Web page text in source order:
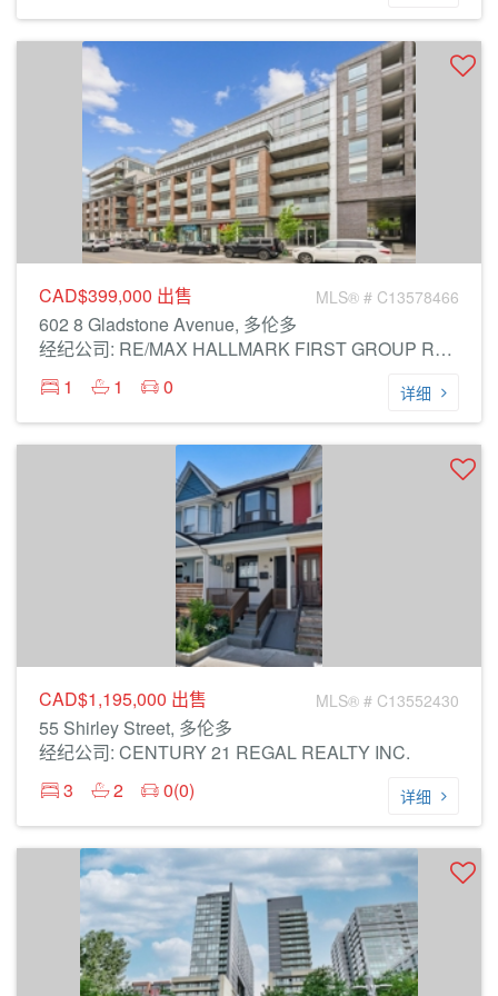
CAD$399,000 出售 MLS® # C13578466
602 8 Gladstone Avenue, 多伦多
经纪公司: RE/MAX HALLMARK FIRST GROUP REALTY LTD.
1
1 0 详细
CAD$1,195,000 出售 MLS® # C13552430
55 Shirley Street, 多伦多
经纪公司: CENTURY 21 REGAL REALTY INC.
3
2 0(0) 详细